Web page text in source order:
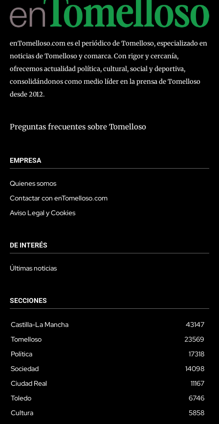
enTomelloso.com es el periódico de Tomelloso, especializado en
noticias de Tomelloso y comarca. Con rigor y cercanía,
ofrecemos actualidad política, cultural, social y deportiva,
consolidándonos como medio líder en la prensa de Tomelloso
desde 2012.
Preguntas frecuentes sobre Tomelloso
EMPRESA
Quienes somos
Contactar con enTomelloso.com
Aviso Legal y Cookies
DE INTERÉS
Últimas noticias
SECCIONES
Castilla-La Mancha
43147
Tomelloso
23569
Política
17318
Sociedad
14098
Ciudad Real
11167
Toledo
6746
Cultura
5858